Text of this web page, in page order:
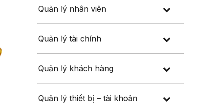
Quản lý nhân viên
Quản lý tài chính
Quản lý khách hàng
Quản lý thiết bị – tài khoản